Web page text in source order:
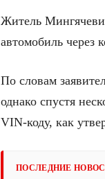
Житель
автомобиль через
По словам
однако спустя
VIN-коду, как
ПОСЛЕДНИЕ